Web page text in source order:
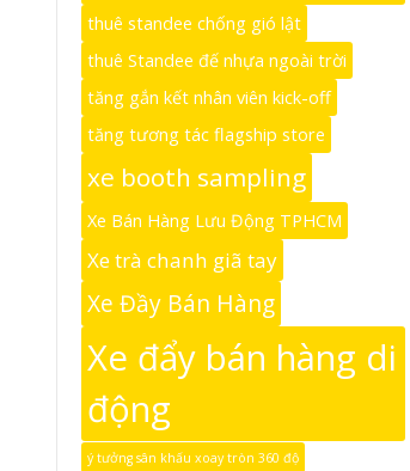
thuê standee chống gió lật
thuê Standee đế nhựa ngoài trời
tăng gắn kết nhân viên kick-off
tăng tương tác flagship store
xe booth sampling
Xe Bán Hàng Lưu Động TPHCM
Xe trà chanh giã tay
Xe Đầy Bán Hàng
Xe đẩy bán hàng di
động
ý tưởng sân khấu xoay tròn 360 độ